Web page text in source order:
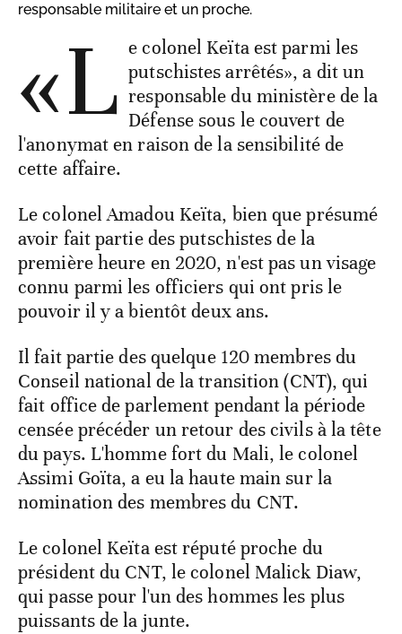
responsable militaire et un proche.
«L e colonel Keïta est parmi les
putschistes arrêtés», a dit un
responsable du ministère de la
Défense sous le couvert de
l'anonymat en raison de la sensibilité de
cette affaire.
Le colonel Amadou Keïta, bien que présumé
avoir fait partie des putschistes de la
première heure en 2020, n'est pas un visage
connu parmi les officiers qui ont pris le
pouvoir il y a bientôt deux ans.
Il fait partie des quelque 120 membres du
Conseil national de la transition (CNT), qui
fait office de parlement pendant la période
censée précéder un retour des civils à la tête
du pays. L'homme fort du Mali, le colonel
Assimi Goïta, a eu la haute main sur la
nomination des membres du CNT.
Le colonel Keïta est réputé proche du
président du CNT, le colonel Malick Diaw,
qui passe pour l'un des hommes les plus
puissants de la junte.